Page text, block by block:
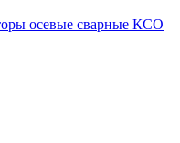
осевые сварные КСО